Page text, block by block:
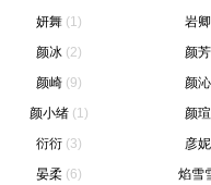
妍舞 (1) 岩卿
颜冰 (2) 颜芳
颜崎 (9) 颜沁
颜小绪 (1) 颜瑄
衍衍 (3) 彦妮
晏柔 (6) 焰雪